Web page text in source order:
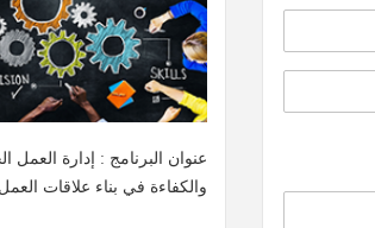
عنوان البرنامج : إدارة العمل
والكفاءة في بناء علاقات العمل